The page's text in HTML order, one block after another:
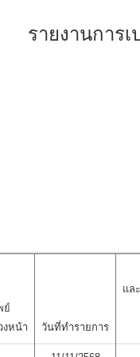
รายงานการ
ย์
หน้า
วันที่ทำรายการ
แล